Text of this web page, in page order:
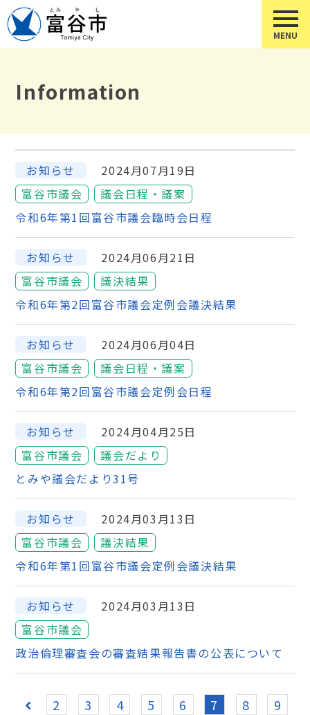
Information
お知らせ
2024月07月19日
富谷市議会
議会日程・議案
令和6年第1回富谷市議会臨時会日程
お知らせ
2024月06月21日
富谷市議会
議決結果
令和6年第2回富谷市議会定例会議決結果
お知らせ
2024月06月04日
富谷市議会
議会日程・議案
令和6年第2回富谷市議会定例会日程
お知らせ
2024月04月25日
富谷市議会
議会だより
とみや議会だより31号
お知らせ
2024月03月13日
富谷市議会
議決結果
令和6年第1回富谷市議会定例会議決結果
お知らせ
2024月03月13日
富谷市議会
政治倫理審査会の審査結果報告書の公表について
2 3 4 5 6 7 8
9